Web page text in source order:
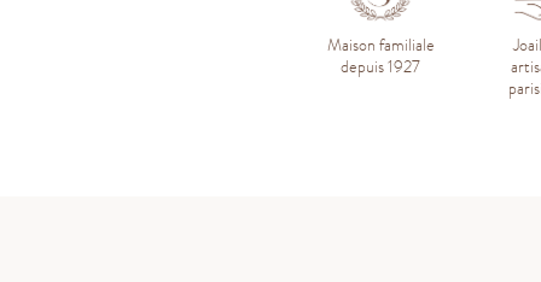
Maison familiale
depuis 1927